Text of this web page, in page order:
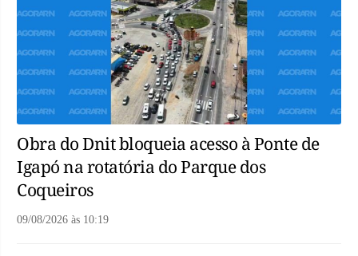
Obra do Dnit bloqueia acesso à Ponte de
Igapó na rotatória do Parque dos
Coqueiros
09/08/2026 às 10:19